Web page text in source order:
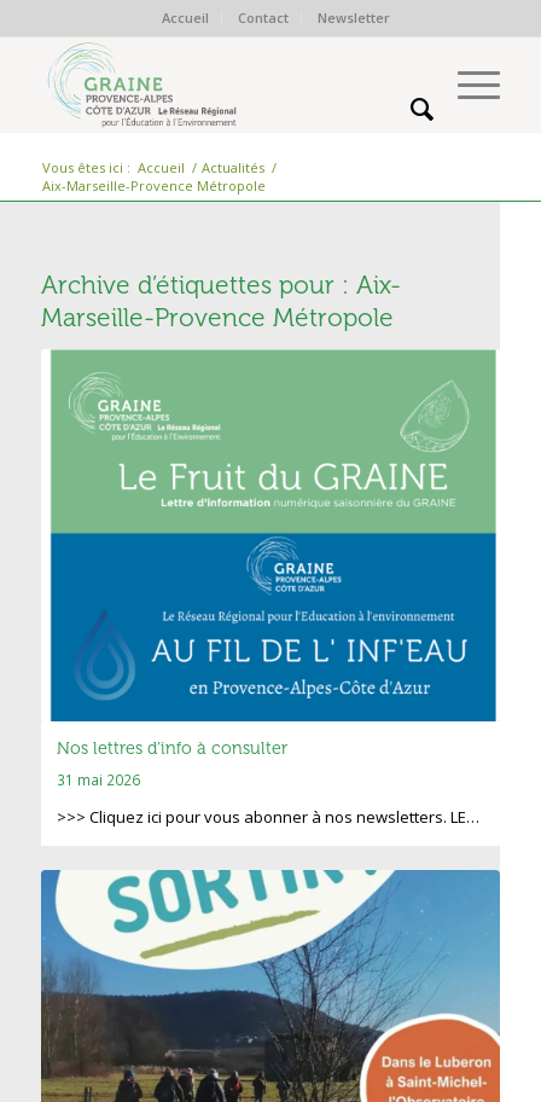
Accueil Contact Newsletter
Vous êtes ici : Accueil / Actualités /
Aix-Marseille-Provence Métropole
Archive d’étiquettes pour : Aix-
Marseille-Provence Métropole
Nos lettres d’info à consulter
31 mai 2026
>>> Cliquez ici pour vous abonner à nos newsletters. LE…